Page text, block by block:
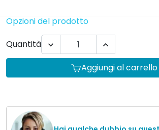
Vedi caratteristiche
130,00 €
IVA INCLUSA
4.9 Leggi le opinioni